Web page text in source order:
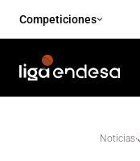
Competiciones
Noticias·